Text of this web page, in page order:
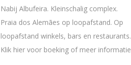
Nabij Albufeira. Kleinschalig complex.
Praia dos Alemães op loopafstand. Op
loopafstand winkels, bars en restaurants.
Klik hier voor boeking of meer informatie